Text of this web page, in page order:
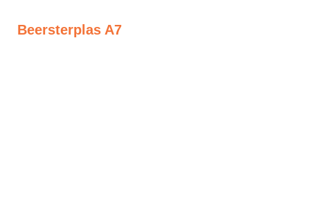
Beersterplas A7